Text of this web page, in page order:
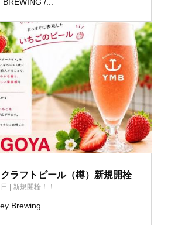
クラフトビール（樽）新規開栓
新規開栓！！
Brewing...